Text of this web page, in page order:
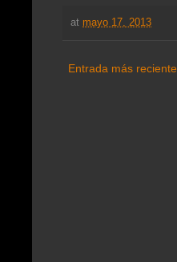
at mayo 17, 2013
Entrada más reciente